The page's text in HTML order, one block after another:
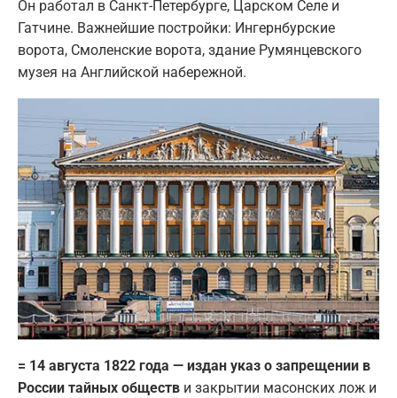
Он работал в Санкт-Петербурге, Царском Селе и
Гатчине. Важнейшие постройки: Ингернбурские
ворота, Смоленские ворота, здание Румянцевского
музея на Английской набережной.
= 14 августа 1822 года — издан указ о запрещении в
России тайных обществ и закрытии масонских лож и